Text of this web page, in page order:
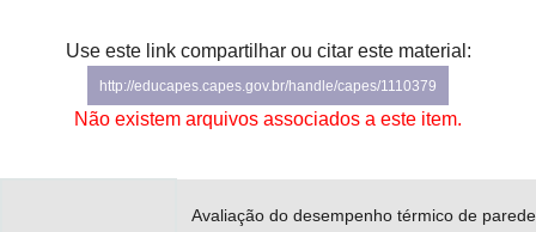
Gabinete de Segurança Institucional
Advocacia-Geral da União
Use este link compartilhar ou citar este material:
http://educapes.capes.gov.br/handle/capes/1110379
Não existem arquivos associados a este item.
Avaliação do desempenho térmico de